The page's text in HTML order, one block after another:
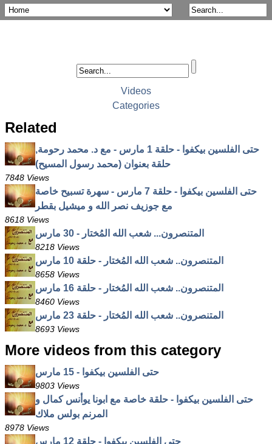
Videos
Categories
Related
حتى الفلسين بيكفوا - حلقة 1 مارس - مع د. محمد رحومة,
حلقة بعنوان (محمد رسول المسيح)
7848 Views
حتى الفلسين بيكفوا - حلقة 7 مارس - سهرة تسبيح خاصة
مع جوزيف نصر الله و ميشيل بقطر
8618 Views
المتنصرون... شعب الله المُختار - 30 مارس
8218 Views
المتنصرون.. شعب الله المُختار - حلقة 10 مارس
8658 Views
المتنصرون.. شعب الله المُختار - حلقة 16 مارس
8460 Views
المتنصرون.. شعب الله المُختار - حلقة 23 مارس
8693 Views
More videos from this category
حتى الفلسين بيكفوا - 15 مارس
9803 Views
حتى الفلسين بيكفوا - حلقة خاصة مع ابونا يوأنس كمال و
المرنم بولس ملاك
8978 Views
حتى الفلسين بيكفوا - حلقة 12 مارس